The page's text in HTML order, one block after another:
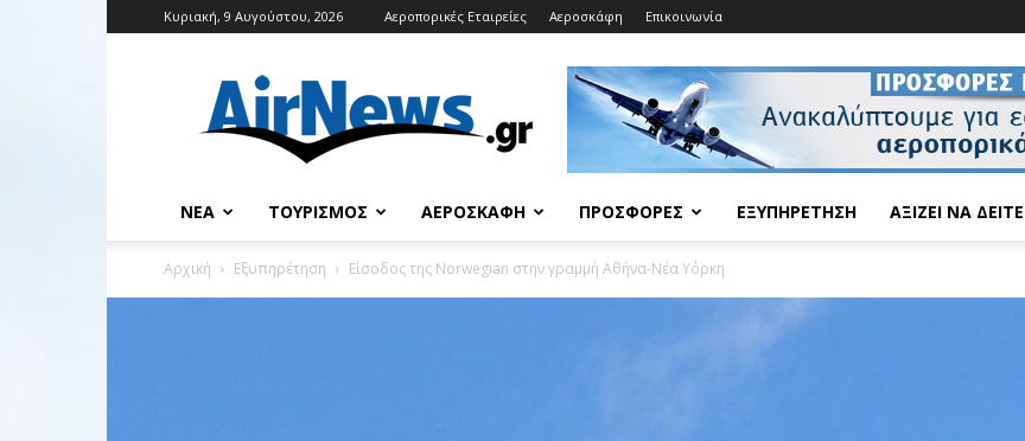
Κυριακή, 9 Αυγούστου, 2026 Αεροπορικές Εταιρείες Αεροσκάφη Επικοινωνία
ΝΈΑ ΤΟΥΡΙΣΜΌΣ ΑΕΡΟΣΚΆΦΗ ΠΡΟΣΦΟΡΈΣ ΕΞΥΠΗΡΈΤΗΣΗ ΑΞΊΖΕΙ ΝΑ ΔΕΊΤΕ
Αρχική Εξυπηρέτηση Είσοδος της Norwegian στην γραμμή Αθήνα-Νέα Υόρκη